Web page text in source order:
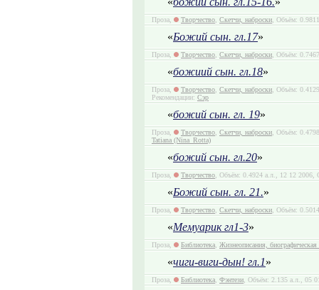
Проза, Творчество, Скетчи, наброски, Объём:
«Божий сын. гл.17»
Проза, Творчество, Скетчи, наброски, Объём:
«божиий сын. гл.18»
Проза, Творчество, Скетчи, наброски, Объём:
Рекомендации: Сэр
«божий сын. гл. 19»
Проза, Творчество, Скетчи, наброски, Объём:
Tatiana (Nina_Rotta)
«божий сын. гл.20»
Проза, Творчество, Объём: 0.4924 а.л., 12 12 2006,
«Божий сын. гл. 21.»
Проза, Творчество, Скетчи, наброски, Объём:
«Мемуарик гл1-3»
Проза, Библиотека, Жизнеописания, биографическая
«чиги-виги-дын! гл.1»
Проза, Библиотека, Фэнтези, Объём: 2.135 а.л., 05